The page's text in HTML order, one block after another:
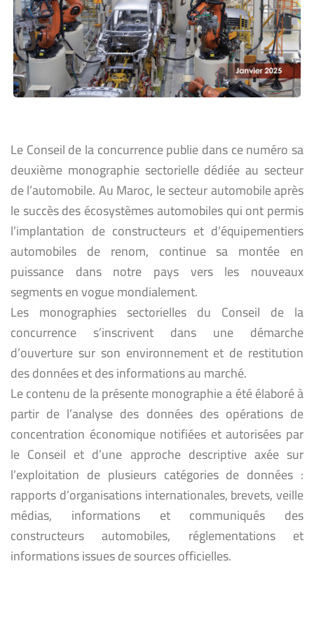
Le Conseil de la concurrence publie dans ce numéro sa
deuxième monographie sectorielle dédiée au secteur
de l’automobile. Au Maroc, le secteur automobile après
le succès des écosystèmes automobiles qui ont permis
l’implantation de constructeurs et d’équipementiers
automobiles de renom, continue sa montée en
puissance dans notre pays vers les nouveaux
segments en vogue mondialement.
Les monographies sectorielles du Conseil de la
concurrence s’inscrivent dans une démarche
d’ouverture sur son environnement et de restitution
des données et des informations au marché.
Le contenu de la présente monographie a été élaboré à
partir de l’analyse des données des opérations de
concentration économique notifiées et autorisées par
le Conseil et d’une approche descriptive axée sur
l’exploitation de plusieurs catégories de données :
rapports d’organisations internationales, brevets, veille
médias, informations et communiqués des
constructeurs automobiles, réglementations et
informations issues de sources officielles.